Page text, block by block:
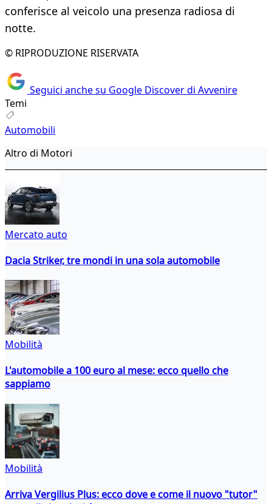
conferisce al veicolo una presenza radiosa di
notte.
© RIPRODUZIONE RISERVATA
Seguici anche su Google Discover di Avvenire
Temi
Automobili
Altro di Motori
Mercato auto
Dacia Striker, tre mondi in una sola automobile
Mobilità
L'automobile a 100 euro al mese: ecco quello che
sappiamo
Mobilità
Arriva Vergilius Plus: ecco dove e come il nuovo "tutor"